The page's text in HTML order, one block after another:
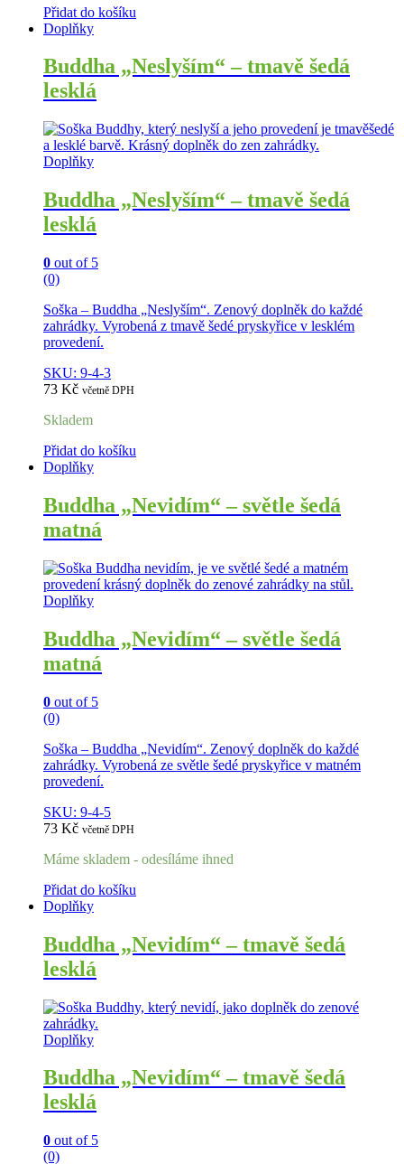
Přidat do košíku
Doplňky
Buddha „Neslyším“ – tmavě šedá
lesklá
Doplňky
Buddha „Neslyším“ – tmavě šedá
lesklá
0 out of 5
(0)
Soška – Buddha „Neslyším“. Zenový doplněk do každé
zahrádky. Vyrobená z tmavě šedé pryskyřice v lesklém
provedení.
SKU: 9-4-3
73 Kč včetně DPH
Skladem
Přidat do košíku
Doplňky
Buddha „Nevidím“ – světle šedá
matná
Doplňky
Buddha „Nevidím“ – světle šedá
matná
0 out of 5
(0)
Soška – Buddha „Nevidím“. Zenový doplněk do každé
zahrádky. Vyrobená ze světle šedé pryskyřice v matném
provedení.
SKU: 9-4-5
73 Kč včetně DPH
Máme skladem - odesíláme ihned
Přidat do košíku
Doplňky
Buddha „Nevidím“ – tmavě šedá
lesklá
Doplňky
Buddha „Nevidím“ – tmavě šedá
lesklá
0 out of 5
(0)